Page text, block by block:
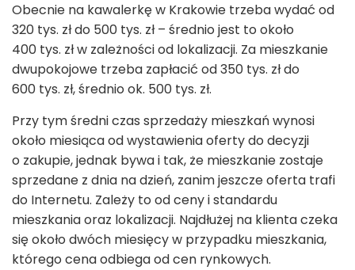
Obecnie na kawalerkę w Krakowie trzeba wydać od
320 tys. zł do 500 tys. zł – średnio jest to około
400 tys. zł w zależności od lokalizacji. Za mieszkanie
dwupokojowe trzeba zapłacić od 350 tys. zł do
600 tys. zł, średnio ok. 500 tys. zł.
Przy tym średni czas sprzedaży mieszkań wynosi
około miesiąca od wystawienia oferty do decyzji
o zakupie, jednak bywa i tak, że mieszkanie zostaje
sprzedane z dnia na dzień, zanim jeszcze oferta trafi
do Internetu. Zależy to od ceny i standardu
mieszkania oraz lokalizacji. Najdłużej na klienta czeka
się około dwóch miesięcy w przypadku mieszkania,
którego cena odbiega od cen rynkowych.